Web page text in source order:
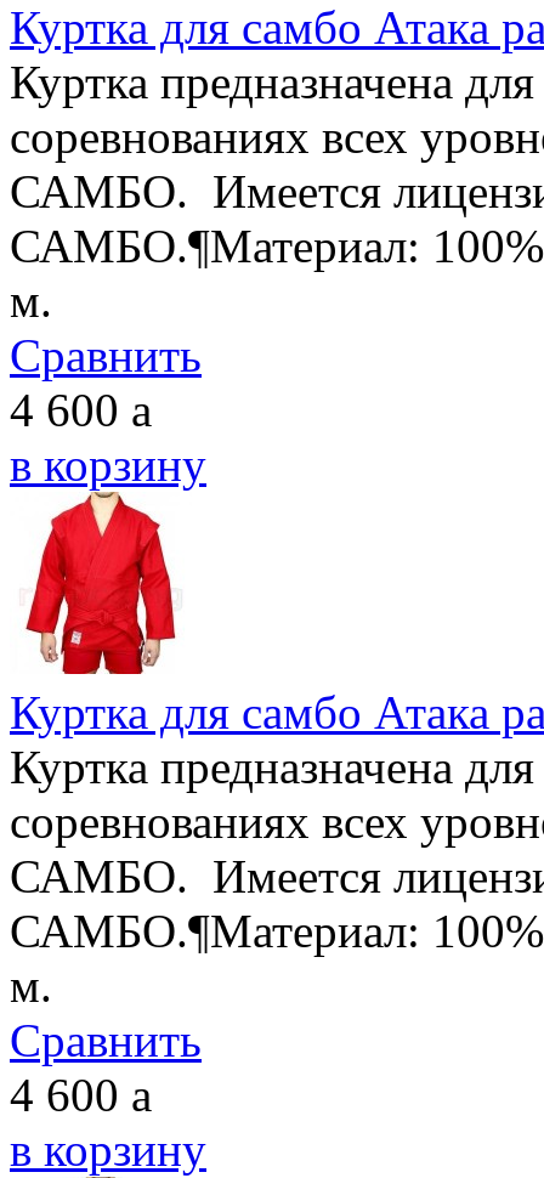
Куртка для самбо Атака
Куртка предназначена
соревнованиях всех
САМБО. Имеется
САМБО.¶Материал: 100%
м.
Сравнить
4 600 a
в корзину
Куртка для самбо Атака
Куртка предназначена
соревнованиях всех
САМБО. Имеется
САМБО.¶Материал: 100%
м.
Сравнить
4 600 a
в корзину